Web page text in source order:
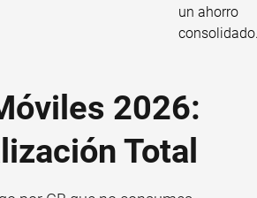
un ahorro
2026:
Total